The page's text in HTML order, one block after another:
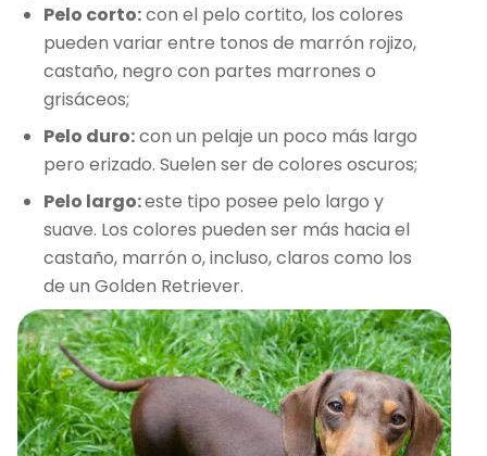
Pelo corto:con el pelo cortito, los colores
pueden variar entre tonos de marrón rojizo,
castaño, negro con partes marrones o
grisáceos;
Pelo duro:con un pelaje un poco más largo
pero erizado. Suelen ser de colores oscuros;
Pelo largo:este tipo posee pelo largo y
suave. Los colores pueden ser más hacia el
castaño, marrón o, incluso, claros como los
de un Golden Retriever.